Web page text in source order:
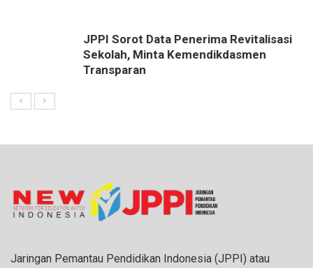
JPPI Sorot Data Penerima Revitalisasi
Sekolah, Minta Kemendikdasmen
Transparan
Jaringan Pemantau Pendidikan Indonesia (JPPI) atau